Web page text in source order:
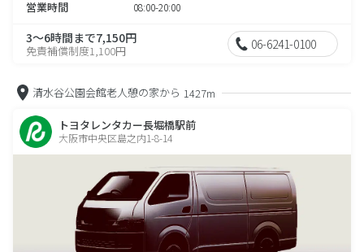
営業時間 08:00-20:00
3～6時間まで7,150円
免責補償制度1,100円 06-6241-0100
清水谷公園会館老人憩の家から 1427m
トヨタレンタカー長堀橋駅前
大阪市中央区島之内1-8-14